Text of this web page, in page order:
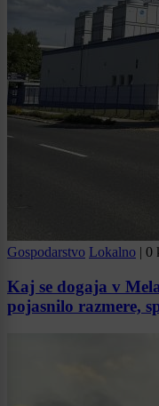
Gospodarstvo Lokalno 0
Kaj se dogaja v
pojasnilo razmere,